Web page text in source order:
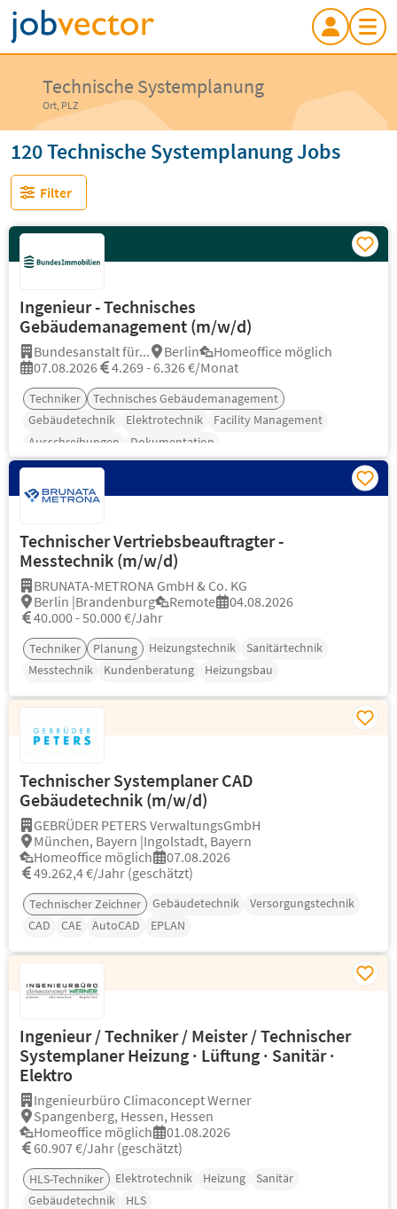
Technische Systemplanung
Ort, PLZ
120 Technische Systemplanung Jobs
Filter
Ingenieur - Technisches
Gebäudemanagement (m/w/d)
Bundesanstalt für... Berlin
Homeoffice möglich
07.08.2026
4.269 - 6.326 €/Monat
Techniker
Technisches Gebäudemanagement
Gebäudetechnik
Elektrotechnik
Facility Management
Ausschreibungen
Dokumentation
Technischer Vertriebsbeauftragter -
Messtechnik (m/w/d)
BRUNATA-METRONA GmbH & Co. KG
Berlin |Brandenburg
Remote
04.08.2026
40.000 - 50.000 €/Jahr
Techniker Planung Heizungstechnik
Sanitärtechnik
Messtechnik
Kundenberatung Heizungsbau
Technischer Systemplaner CAD
Gebäudetechnik (m/w/d)
GEBRÜDER PETERS VerwaltungsGmbH
München, Bayern |Ingolstadt, Bayern
Homeoffice möglich
07.08.2026
49.262,4 €/Jahr (geschätzt)
Technischer Zeichner Gebäudetechnik
Versorgungstechnik
CAD
CAE AutoCAD EPLAN
Ingenieur / Techniker / Meister / Technischer
Systemplaner Heizung · Lüftung · Sanitär ·
Elektro
Ingenieurbüro Climaconcept Werner
Spangenberg, Hessen, Hessen
Homeoffice möglich
01.08.2026
60.907 €/Jahr (geschätzt)
HLS-Techniker Elektrotechnik Heizung
Sanitär
Gebäudetechnik
HLS